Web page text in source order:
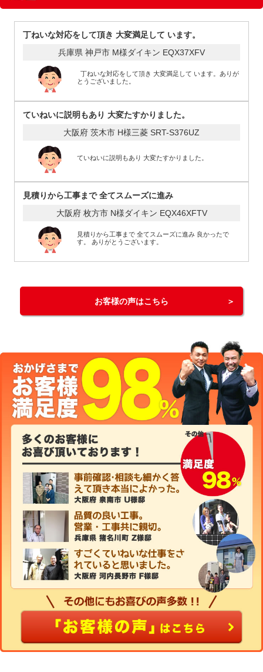
丁ねいな対応をして頂き 大変満足して います。
兵庫県 神戸市 M様ダイキン EQX37XFV
丁ねいな対応をして頂き 大変満足して います。ありが
とうございました。
ていねいに説明もあり 大変たすかりました。
大阪府 茨木市 H様三菱 SRT-S376UZ
ていねいに説明もあり 大変たすかりました。
見積りから工事まで 全てスムーズに進み
大阪府 枚方市 N様ダイキン EQX46XFTV
見積りから工事まで 全てスムーズに進み 良かったで
す。 ありがとうございます。
お客様の声はこちら